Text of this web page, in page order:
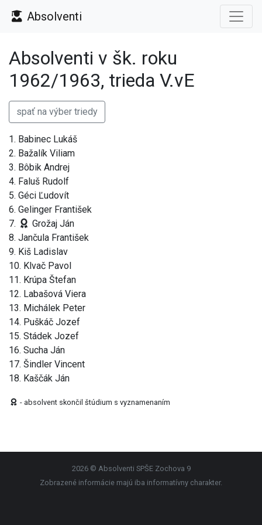
Absolventi
Absolventi v šk. roku
1962/1963, trieda V.vE
spať na výber triedy
1. Babinec Lukáš
2. Bažalík Viliam
3. Bôbik Andrej
4. Faluš Rudolf
5. Géci Ľudovít
6. Gelinger František
7.
Grožaj Ján
8. Jančula František
9. Kiš Ladislav
10. Klvač Pavol
11. Krúpa Štefan
12. Labašová Viera
13. Michálek Peter
14. Puškáč Jozef
15. Stádek Jozef
16. Sucha Ján
17. Šindler Vincent
18. Kaščák Ján
- absolvent skončil štúdium s vyznamenaním
2026 © Absolventi SPŠE Zochova 9
Zobrazené informácie majú iba informatívny charakter.